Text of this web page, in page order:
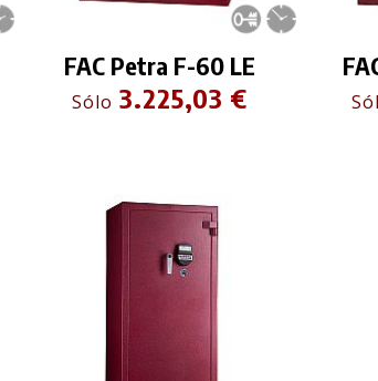
FAC Petra F-60 LE
Sólo 3.225,03 €